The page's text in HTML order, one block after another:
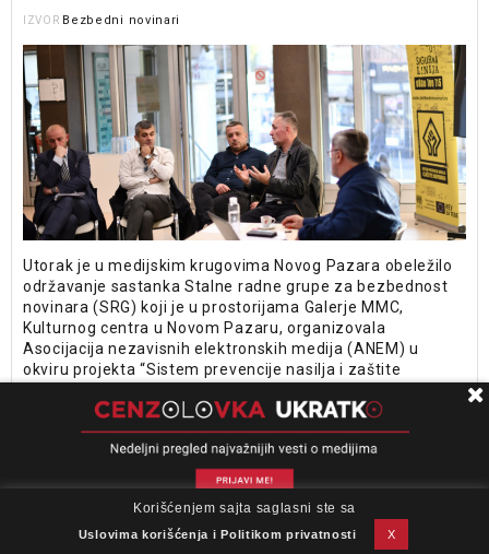
IZVOR Bezbedni novinari
Utorak je u medijskim krugovima Novog Pazara obeležilo
održavanje sastanka Stalne radne grupe za bezbednost
novinara (SRG) koji je u prostorijama Galerje MMC,
Kulturnog centra u Novom Pazaru, organizovala
Asocijacija nezavisnih elektronskih medija (ANEM) u
okviru projekta “Sistem prevencije nasilja i zaštite
„Novinari su važni“: Savet
Evrope pokrenuo kampanju za
Impresum Podrška Kontakt
Newsletter
Uslovi korišćenja
Korišćenjem sajta saglasni ste sa
Uslovima korišćenja i Politikom privatnosti X